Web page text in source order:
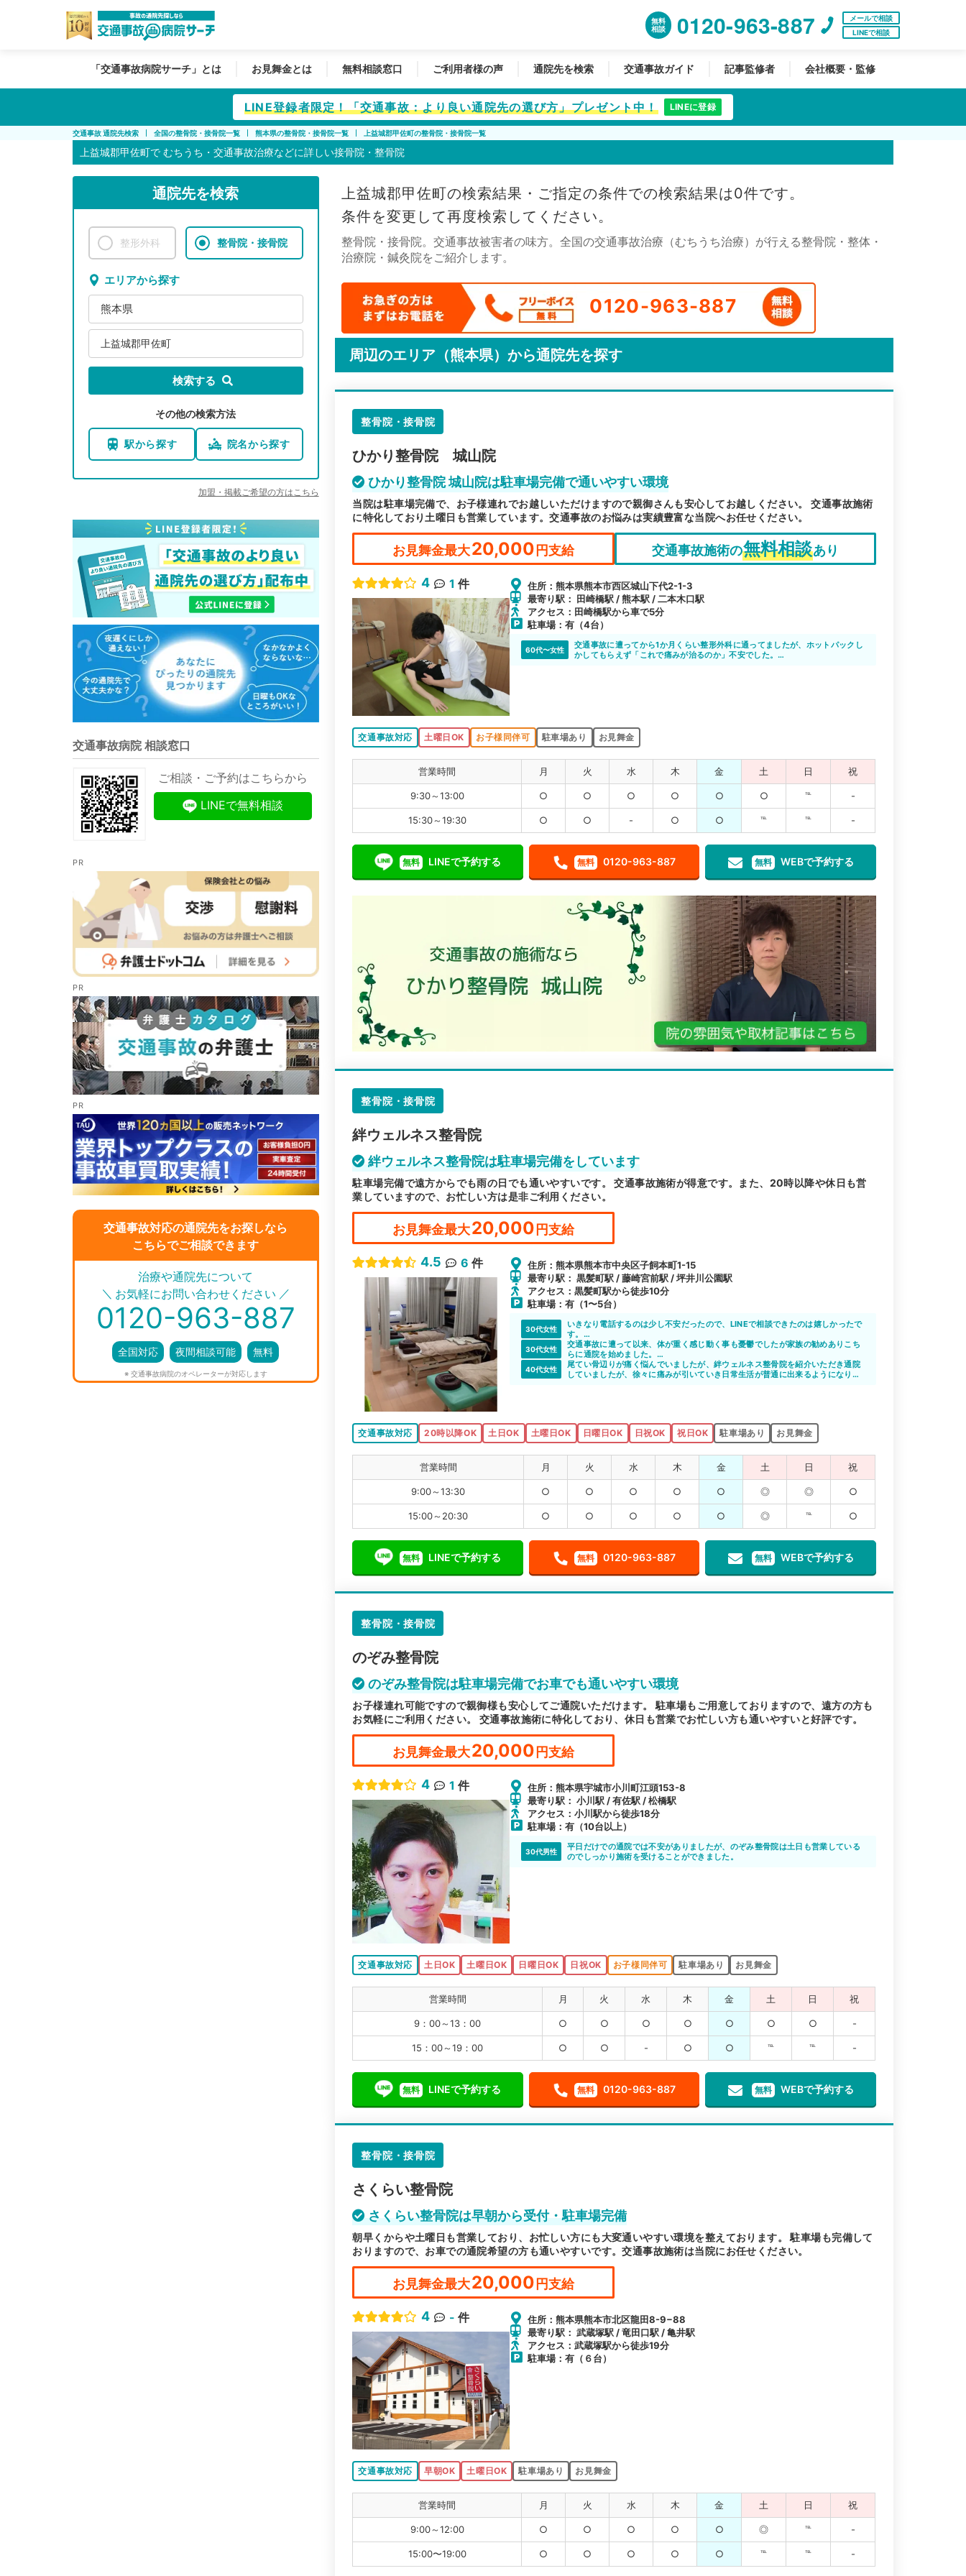
無料
相談
0120-963-887
メールで相談
LINEで相談
「交通事故病院サーチ」とは お見舞金とは 無料相談窓口 ご利用者様の声 通院先を検索 交通事故ガイド 記事監修者 会社概要・監修
LINE登録者限定！「交通事故：より良い通院先の選び方」プレゼント中！ LINEに登録
交通事故 通院先検索 全国の整骨院・接骨院一覧 熊本県の整骨院・接骨院一覧 上益城郡甲佐町の整骨院・接骨院一覧
上益城郡甲佐町で むちうち・交通事故治療などに詳しい接骨院・整骨院
通院先を検索
整形外科 整骨院・接骨院
エリアから探す
熊本県
上益城郡甲佐町
検索する
その他の検索方法
駅から探す 院名から探す
加盟・掲載ご希望の方はこちら
交通事故病院 相談窓口
ご相談・ご予約はこちらから
LINEで無料相談
交通事故対応の通院先をお探しなら
こちらでご相談できます
＼ ／
治療や通院先について
お気軽にお問い合わせください
0120-963-887
全国対応 夜間相談可能 無料
※ 交通事故病院のオペレーターが対応します
上益城郡甲佐町の検索結果・ご指定の条件での検索結果は0件です。
条件を変更して再度検索してください。
整骨院・接骨院。交通事故被害者の味方。全国の交通事故治療（むちうち治療）が行える整骨院・整体・
治療院・鍼灸院をご紹介します。
0120-963-887
周辺のエリア（熊本県）から通院先を探す
整骨院・接骨院
ひかり整骨院 城山院
ひかり整骨院 城山院は駐車場完備で通いやすい環境
当院は駐車場完備で、お子様連れでお越しいただけますので親御さんも安心してお越しください。 交通事故施術
に特化しており土曜日も営業しています。交通事故のお悩みは実績豊富な当院へお任せください。
お見舞金最大20,000 円支給 交通事故施術の無料相談あり
4 1 件
住所：熊本県熊本市西区城山下代2-1-3
最寄り駅： 田崎橋駅 / 熊本駅 / 二本木口駅
アクセス：田崎橋駅から車で5分
駐車場：有（4台）
60代〜女性
交通事故に遭ってから1か月くらい整形外科に通ってましたが、ホットパックし
かしてもらえず「これで痛みが治るのか」不安でした。
交通事故対応 土曜日OK お子様同伴可 駐車場あり お見舞金
営業時間 月 火 水 木 金 土 日 祝
9:30～13:00 ○ ○ ○ ○ ○ ○ ℡ -
15:30～19:30 ○ ○ - ○ ○ ℡ ℡ -
無料 LINEで予約する 無料 0120-963-887 無料 WEBで予約する
整骨院・接骨院
絆ウェルネス整骨院
絆ウェルネス整骨院は駐車場完備をしています
駐車場完備で遠方からでも雨の日でも通いやすいです。 交通事故施術が得意です。また、20時以降や休日も営
業していますので、お忙しい方は是非ご利用ください。
お見舞金最大20,000 円支給
4.5 6 件
住所：熊本県熊本市中央区子飼本町1-15
最寄り駅： 黒髪町駅 / 藤崎宮前駅 / 坪井川公園駅
アクセス：黒髪町駅から徒歩10分
駐車場：有（1〜5台）
30代女性
いきなり電話するのは少し不安だったので、LINEで相談できたのは嬉しかったで
す。
気になっていた整骨院のメリットを教えてもらえたので、通院をしたいと思えま
した。丁寧な対応をしていただいて感謝しています。
30代女性
交通事故に遭って以来、体が重く感じ動く事も憂鬱でしたが家族の勧めありこち
らに通院を始めました。
体が重く車移動なので敷地内に駐車場がある整骨院は非常に助かりました。先生
も優しく定期的に通院を続けていこうと思います。
40代女性
尾てい骨辺りが痛く悩んでいましたが、絆ウェルネス整骨院を紹介いただき通院
していましたが、徐々に痛みが引いていき日常生活が普通に出来るようになりま
交通事故対応 20時以降OK 土日OK 土曜日OK 日曜日OK 日祝OK 祝日OK 駐車場あり お見舞金
営業時間 月 火 水 木 金 土 日 祝
9:00～13:30 ○ ○ ○ ○ ○ ◎ ◎ ○
15:00～20:30 ○ ○ ○ ○ ○ ◎ ℡ ○
無料 LINEで予約する 無料 0120-963-887 無料 WEBで予約する
整骨院・接骨院
のぞみ整骨院
のぞみ整骨院は駐車場完備でお車でも通いやすい環境
お子様連れ可能ですので親御様も安心してご通院いただけます。 駐車場もご用意しておりますので、遠方の方も
お気軽にご利用ください。 交通事故施術に特化しており、休日も営業でお忙しい方も通いやすいと好評です。
お見舞金最大20,000円支給
4 1 件
住所：熊本県宇城市小川町江頭153-8
最寄り駅： 小川駅 / 有佐駅 / 松橋駅
アクセス：小川駅から徒歩18分
駐車場：有（10台以上）
30代男性
平日だけでの通院では不安がありましたが、のぞみ整骨院は土日も営業している
のでしっかり施術を受けることができました。
交通事故対応 土日OK 土曜日OK 日曜日OK 日祝OK お子様同伴可 駐車場あり お見舞金
営業時間 月 火 水 木 金 土 日 祝
9：00～13：00 ○ ○ ○ ○ ○ ○ ○ -
15：00～19：00 ○ ○ - ○ ○ ℡ ℡ -
無料 LINEで予約する 無料 0120-963-887 無料 WEBで予約する
整骨院・接骨院
さくらい整骨院
さくらい整骨院は早朝から受付・駐車場完備
朝早くからや土曜日も営業しており、お忙しい方にも大変通いやすい環境を整えております。 駐車場も完備して
おりますので、お車での通院希望の方も通いやすいです。交通事故施術は当院にお任せください。
お見舞金最大20,000円支給
4 - 件
住所：熊本県熊本市北区龍田8-9−88
最寄り駅： 武蔵塚駅 / 竜田口駅 / 亀井駅
アクセス：武蔵塚駅から徒歩19分
駐車場：有（６台）
交通事故対応 早朝OK 土曜日OK 駐車場あり お見舞金
営業時間 月 火 水 木 金 土 日 祝
9:00～12:00 ○ ○ ○ ○ ○ ◎ ℡ -
15:00〜19:00 ○ ○ ○ ○ ○ ℡ ℡ -